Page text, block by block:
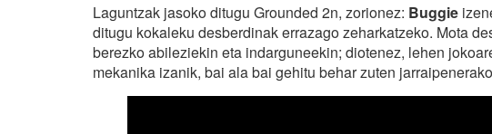
Laguntzak jasoko ditugu Grounded 2n, zorionez: Buggie
ditugu kokaleku desberdinak errazago zeharkatzeko. Mota
berezko abileziekin eta indarguneekin; diotenez, lehen
mekanika izanik, bai ala bai gehitu behar zuten